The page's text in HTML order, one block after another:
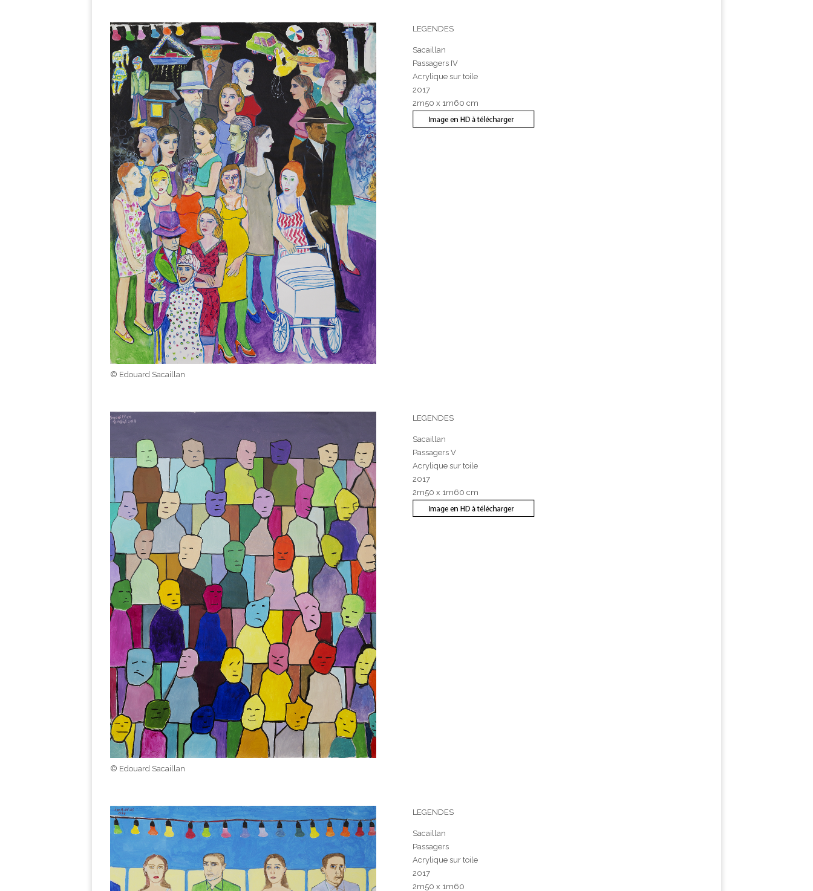
© Edouard Sacaillan
LEGENDES
Sacaillan
Passagers IV
Acrylique sur toile
2017
2m50 x 1m60 cm
© Edouard Sacaillan
LEGENDES
Sacaillan
Passagers V
Acrylique sur toile
2017
2m50 x 1m60 cm
LEGENDES
Sacaillan
Passagers
Acrylique sur toile
2017
2m50 x 1m60